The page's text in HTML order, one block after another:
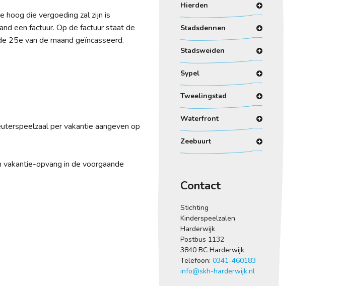
die vergoeding zal zijn is
een factuur. Op de factuur staat de
25e van de maand geïncasseerd.
per vakantie aangeven op
opvang in de voorgaande
Hierden
Stadsdennen
Stadsweiden
Sypel
Tweelingstad
Waterfront
Zeebuurt
Contact
Stichting
Kinderspeelzalen
Harderwijk
Postbus 1132
3840 BC Harderwijk
Telefoon: 0341-460183
info@skh-harderwijk.nl